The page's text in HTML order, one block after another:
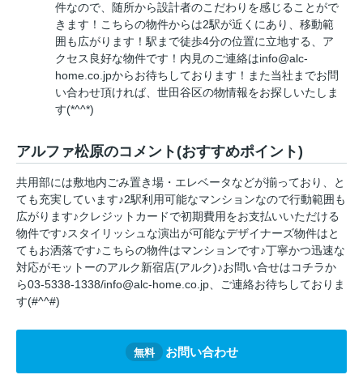
件なので、随所から設計者のこだわりを感じることがで
きます！こちらの物件からは2駅が近くにあり、移動範
囲も広がります！駅まで徒歩4分の位置に立地する、ア
クセス良好な物件です！内見のご連絡はinfo@alc-
home.co.jpからお待ちしております！また当社までお問
い合わせ頂ければ、世田谷区の物情報をお探しいたしま
す(*^^*)
アルファ松原のコメント(おすすめポイント)
共用部には敷地内ごみ置き場・エレベータなどが揃っており、と
ても充実しています♪2駅利用可能なマンションなので行動範囲も
広がります♪クレジットカードで初期費用をお支払いいただける
物件です♪スタイリッシュな演出が可能なデザイナーズ物件はと
てもお洒落です♪こちらの物件はマンションです♪丁寧かつ迅速な
対応がモットーのアルク新宿店(アルク)♪お問い合せはコチラか
ら03-5338-1338/info@alc-home.co.jp、ご連絡お待ちしておりま
す(#^^#)
無料 お問い合わせ